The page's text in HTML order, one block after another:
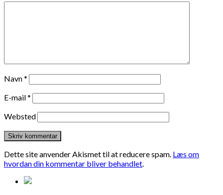
Navn*
E-mail*
Websted
Dette site anvender Akismet til at reducere spam. Læs om
hvordan din kommentar bliver behandlet.